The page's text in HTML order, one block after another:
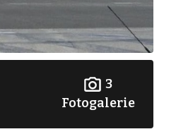
3
Fotogalerie